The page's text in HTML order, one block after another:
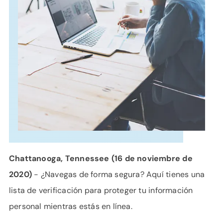
IDIOMA
Chattanooga, Tennessee (16 de noviembre de
2020) - ¿Navegas de forma segura? Aquí tienes una
lista de verificación para proteger tu información
personal mientras estás en línea.